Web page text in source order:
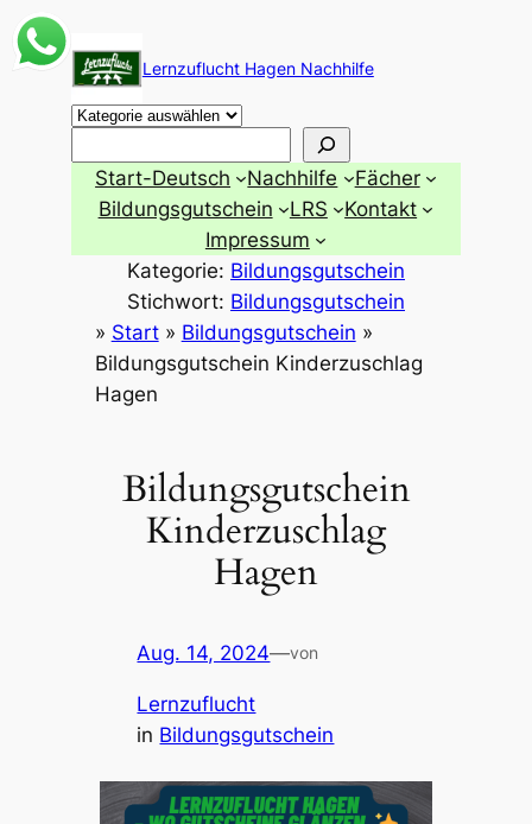
Zum
Inhalt
springen
Lernzuflucht Hagen Nachhilfe
Start-Deutsch Nachhilfe
Fächer
Bildungsgutschein
LRS
Kontakt
Impressum
Kategorie: Bildungsgutschein
Stichwort: Bildungsgutschein
» Start» Bildungsgutschein »
Bildungsgutschein Kinderzuschlag
Hagen
Bildungsgutschein
Kinderzuschlag
Hagen
Aug. 14, 2024—von
Lernzuflucht
in Bildungsgutschein